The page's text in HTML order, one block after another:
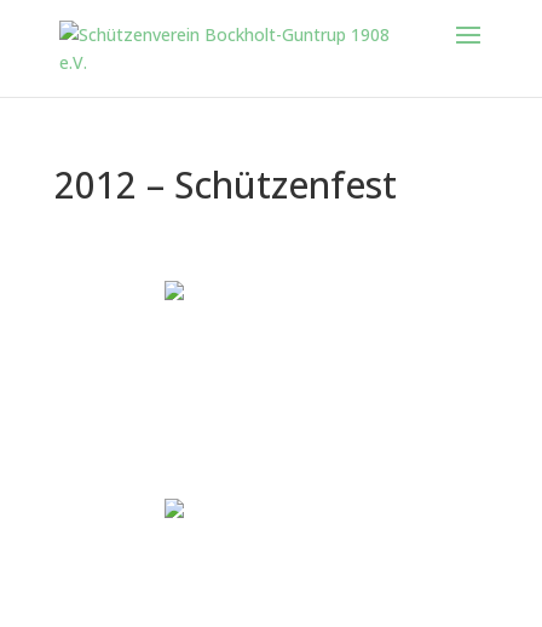
2012 – Schützenfest